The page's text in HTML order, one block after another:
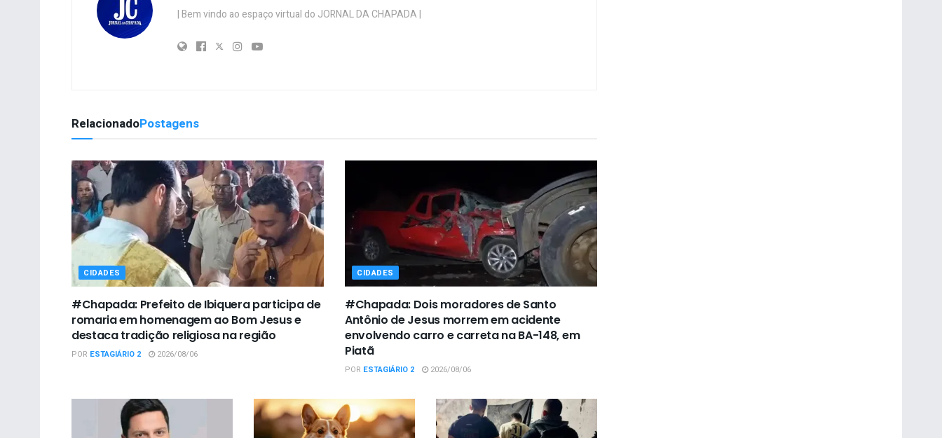
| Bem vindo ao espaço virtual do JORNAL DA CHAPADA |
RelacionadoPostagens
CIDADES
#Chapada: Prefeito de Ibiquera participa de
romaria em homenagem ao Bom Jesus e
destaca tradição religiosa na região
POR ESTAGIÁRIO 2 2026/08/06
CIDADES
#Chapada: Dois moradores de Santo
Antônio de Jesus morrem em acidente
envolvendo carro e carreta na BA-148, em
Piatã
POR ESTAGIÁRIO 2 2026/08/06